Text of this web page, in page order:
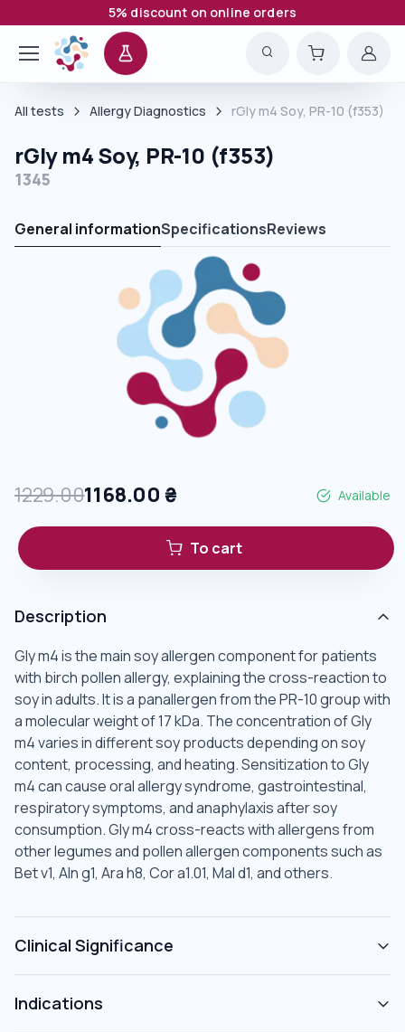
5% discount on online orders
All tests Allergy Diagnostics rGly m4 Soy, PR-10 (f353)
rGly m4 Soy, PR-10 (f353)
1345
General informationSpecificationsReviews
1229.001168.00 ₴ Available
To cart
Description
Gly m4 is the main soy allergen component for patients
with birch pollen allergy, explaining the cross-reaction to
soy in adults. It is a panallergen from the PR-10 group with
a molecular weight of 17 kDa. The concentration of Gly
m4 varies in different soy products depending on soy
content, processing, and heating. Sensitization to Gly
m4 can cause oral allergy syndrome, gastrointestinal,
respiratory symptoms, and anaphylaxis after soy
consumption. Gly m4 cross-reacts with allergens from
other legumes and pollen allergen components such as
Bet v1, Aln g1, Ara h8, Cor a1.01, Mal d1, and others.
Clinical Significance
Indications